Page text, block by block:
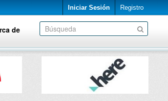
Iniciar Sesión Registro
de